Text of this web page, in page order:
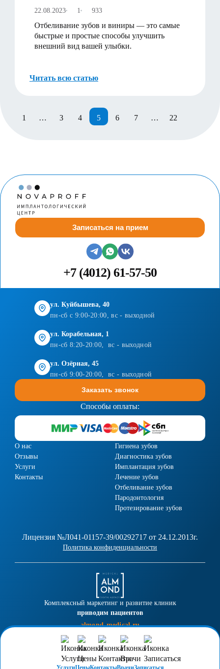
УслугиЦеныКонтактыВрачиЗаписаться
22.08.2023 1 933
Отбеливание зубов и виниры — это самые
быстрые и простые способы улучшить
внешний вид вашей улыбки.
Читать всю статью
1 … 3 4 5 6 7 … 22
Записаться на прием
+7 (4012) 61-57-50
ул. Куйбышева, 40
пн-сб с 9:00-20:00, вс - выходной
ул. Корабельная, 1
пн-сб 8:20-20:00, вс - выходной
ул. Озёрная, 45
пн-сб 9:00-20:00, вс - выходной
Заказать звонок
Способы оплаты:
О нас
Отзывы
Услуги
Контакты
Гигиена зубов
Диагностика зубов
Имплантация зубов
Лечение зубов
Отбеливание зубов
Пародонтология
Протезирование зубов
Лицензия №Л041-01157-39/00292717 от 24.12.2013г.
Политика конфиденциальности
Комплексный маркетинг и развитие клиник
приводим пациентов
almond-medical.ru